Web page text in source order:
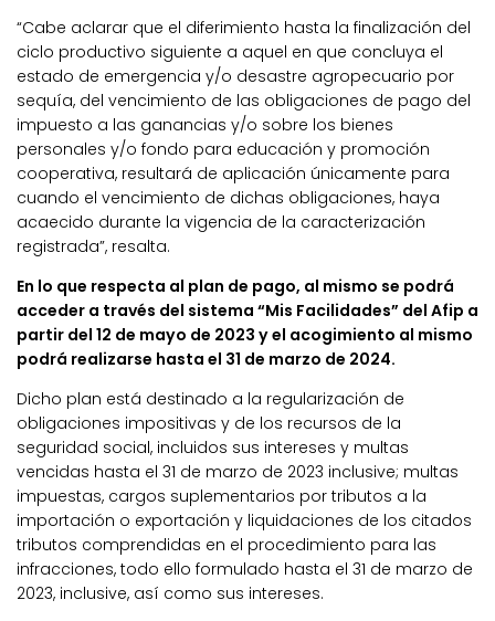
“Cabe aclarar que el diferimiento hasta la finalización del
ciclo productivo siguiente a aquel en que concluya el
estado de emergencia y/o desastre agropecuario por
sequía, del vencimiento de las obligaciones de pago del
impuesto a las ganancias y/o sobre los bienes
personales y/o fondo para educación y promoción
cooperativa, resultará de aplicación únicamente para
cuando el vencimiento de dichas obligaciones, haya
acaecido durante la vigencia de la caracterización
registrada”, resalta.
En lo que respecta al plan de pago, al mismo se podrá
acceder a través del sistema “Mis Facilidades” del Afip a
partir del 12 de mayo de 2023 y el acogimiento al mismo
podrá realizarse hasta el 31 de marzo de 2024.
Dicho plan está destinado a la regularización de
obligaciones impositivas y de los recursos de la
seguridad social, incluidos sus intereses y multas
vencidas hasta el 31 de marzo de 2023 inclusive; multas
impuestas, cargos suplementarios por tributos a la
importación o exportación y liquidaciones de los citados
tributos comprendidas en el procedimiento para las
infracciones, todo ello formulado hasta el 31 de marzo de
2023, inclusive, así como sus intereses.